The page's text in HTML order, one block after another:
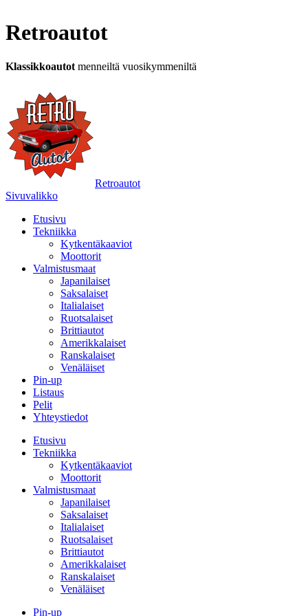
Retroautot
Klassikkoautot menneiltä vuosikymmeniltä
Retroautot
Sivuvalikko
Etusivu
Tekniikka
Kytkentäkaaviot
Moottorit
Valmistusmaat
Japanilaiset
Saksalaiset
Italialaiset
Ruotsalaiset
Brittiautot
Amerikkalaiset
Ranskalaiset
Venäläiset
Pin-up
Listaus
Pelit
Yhteystiedot
Etusivu
Tekniikka
Kytkentäkaaviot
Moottorit
Valmistusmaat
Japanilaiset
Saksalaiset
Italialaiset
Ruotsalaiset
Brittiautot
Amerikkalaiset
Ranskalaiset
Venäläiset
Pin-up